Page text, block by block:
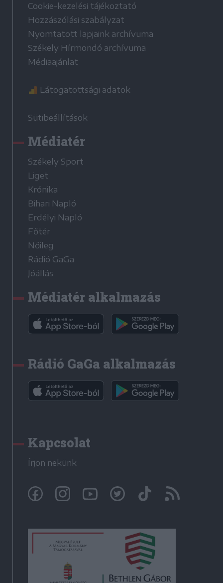
Cookie-kezelési tájékoztató
Hozzászólási szabályzat
Nyomtatott lapjaink archívuma
Székely Hírmondó archívuma
Médiaajánlat
Látogatottsági adatok
Sütibeállítások
Médiatér
Székely Sport
Liget
Krónika
Bihari Napló
Erdélyi Napló
Főtér
Nőileg
Rádió GaGa
Jóállás
Médiatér alkalmazás
Rádió GaGa alkalmazás
Kapcsolat
Írjon nekünk